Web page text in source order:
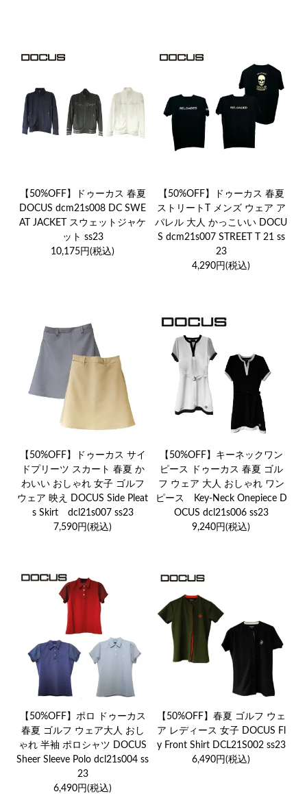
【50%OFF】ドゥーカス 春夏
DOCUS dcm21s008 DC SWE
AT JACKET スウェットジャケ
ット ss23
10,175円(税込)
【50%OFF】ドゥーカス 春夏
ストリートT メンズ ウェア ア
パレル 大人 かっこいい DOCU
S dcm21s007 STREET T 21 ss
23
4,290円(税込)
【50%OFF】ドゥーカス サイ
ドプリーツ スカート 春夏 か
わいい おしゃれ 女子 ゴルフ
ウェア 映え DOCUS Side Pleat
s Skirt dcl21s007 ss23
7,590円(税込)
【50%OFF】キーネックワン
ピース ドゥーカス 春夏 ゴル
フ ウェア 大人 おしゃれ ワン
ピース Key-Neck Onepiece D
OCUS dcl21s006 ss23
9,240円(税込)
【50%OFF】ポロ ドゥーカス
春夏 ゴルフ ウェア大人 おし
ゃれ 半袖 ポロシャツ DOCUS
Sheer Sleeve Polo dcl21s004 ss
23
6,490円(税込)
【50%OFF】春夏 ゴルフ ウェ
ア レディース 女子 DOCUS Fl
y Front Shirt DCL21S002 ss23
6,490円(税込)